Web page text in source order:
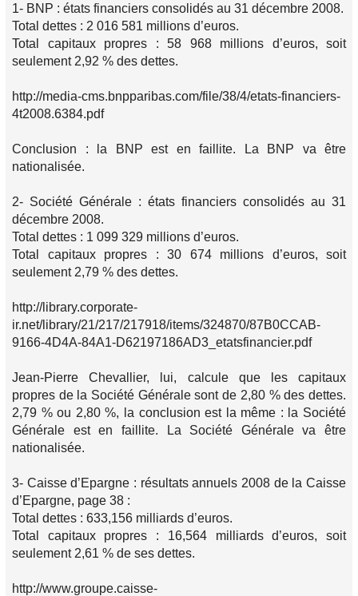
1- BNP : états financiers consolidés au 31 décembre 2008.
Total dettes : 2 016 581 millions d’euros.
Total capitaux propres : 58 968 millions d’euros, soit
seulement 2,92 % des dettes.
http://media-cms.bnpparibas.com/file/38/4/etats-financiers-
4t2008.6384.pdf
Conclusion : la BNP est en faillite. La BNP va être
nationalisée.
2- Société Générale : états financiers consolidés au 31
décembre 2008.
Total dettes : 1 099 329 millions d’euros.
Total capitaux propres : 30 674 millions d’euros, soit
seulement 2,79 % des dettes.
http://library.corporate-
ir.net/library/21/217/217918/items/324870/87B0CCAB-
9166-4D4A-84A1-D62197186AD3_etatsfinancier.pdf
Jean-Pierre Chevallier, lui, calcule que les capitaux
propres de la Société Générale sont de 2,80 % des dettes.
2,79 % ou 2,80 %, la conclusion est la même : la Société
Générale est en faillite. La Société Générale va être
nationalisée.
3- Caisse d’Epargne : résultats annuels 2008 de la Caisse
d’Epargne, page 38 :
Total dettes : 633,156 milliards d’euros.
Total capitaux propres : 16,564 milliards d’euros, soit
seulement 2,61 % de ses dettes.
http://www.groupe.caisse-